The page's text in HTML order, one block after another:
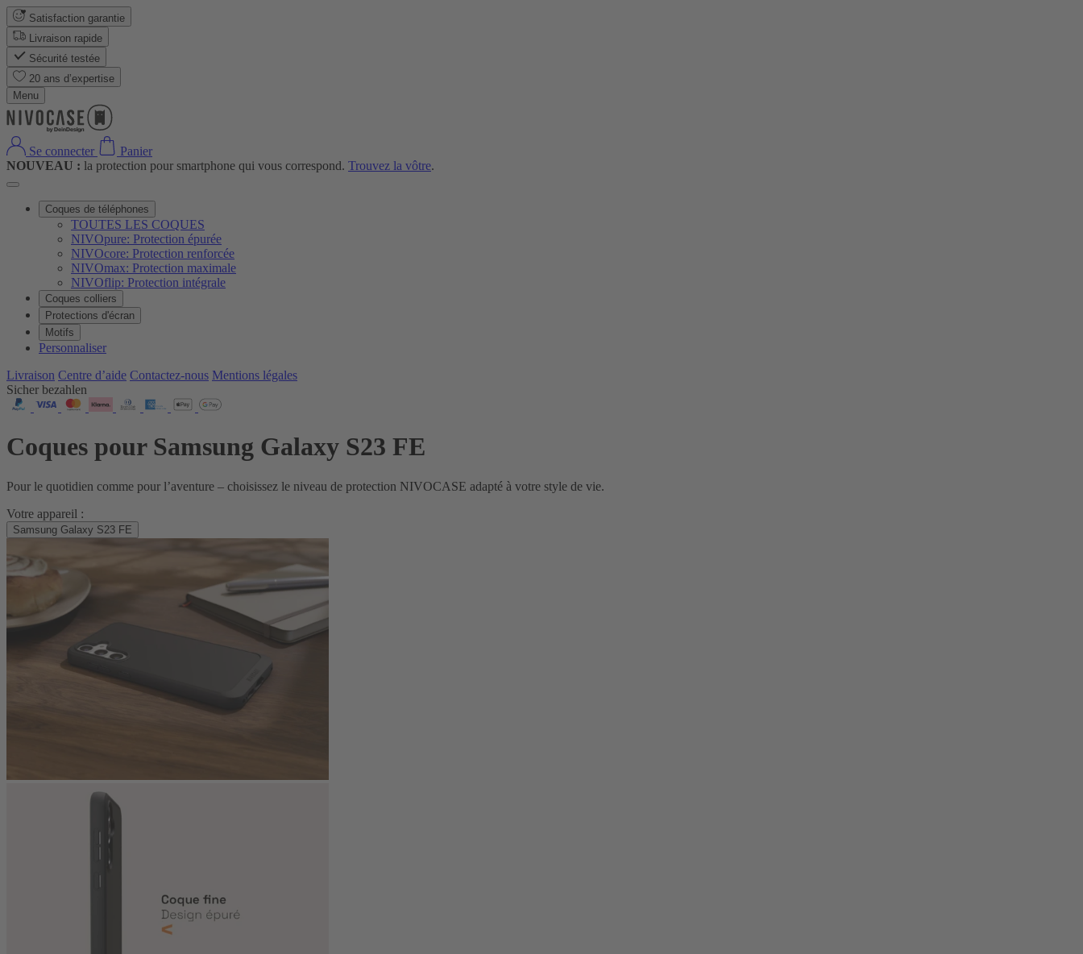
Satisfaction garantie
Livraison rapide
Sécurité testée
20 ans d’expertise
Menu
Se connecter
Panier
NOUVEAU : la protection pour smartphone qui vous correspond. Trouvez la vôtre.
Coques de téléphones
TOUTES LES COQUES
NIVOpure: Protection épurée
NIVOcore: Protection renforcée
NIVOmax: Protection maximale
NIVOflip: Protection intégrale
Coques colliers
Protections d'écran
Motifs
Personnaliser
Livraison Centre d’aide Contactez‑nous Mentions légales
Sicher bezahlen
Coques pour Samsung Galaxy S23 FE
Pour le quotidien comme pour l’aventure – choisissez le niveau de protection NIVOCASE adapté à votre style de vie.
Votre appareil :
Samsung Galaxy S23 FE